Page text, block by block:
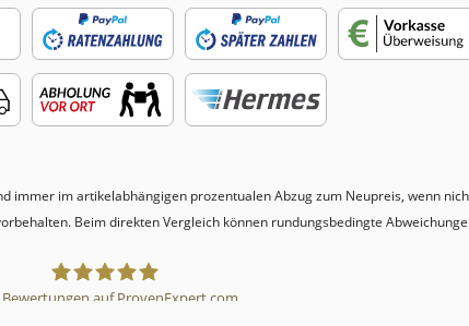
immer im artikelabhängigen prozentualen Abzug zum Neupreis, wenn
Beim direkten Vergleich können rundungsbedingte
auf ProvenExpert.com